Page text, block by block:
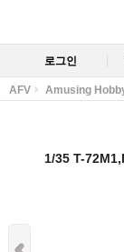
로그인
AFV Amusing
1/35 T-